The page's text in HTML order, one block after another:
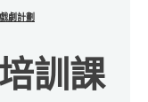
劇計劃
訓課